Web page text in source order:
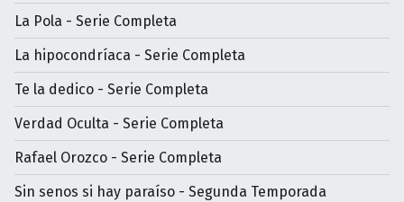
La Pola - Serie Completa
La hipocondríaca - Serie Completa
Te la dedico - Serie Completa
Verdad Oculta - Serie Completa
Rafael Orozco - Serie Completa
Sin senos si hay paraíso - Segunda Temporada